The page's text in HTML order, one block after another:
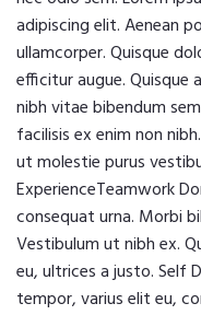
adipiscing elit. Aenean
ullamcorper. Quisque
efficitur augue. Quisque
nibh vitae bibendum
facilisis ex enim non
ut molestie purus
ExperienceTeamwork
consequat urna. Morbi
Vestibulum ut nibh ex.
eu, ultrices a justo. Self
tempor, varius elit eu,